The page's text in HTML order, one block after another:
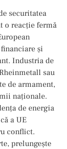
securitatea
o reacție fermă
și
Industria de
sau
de armament,
naționale.
de energia
a UE
conflict.
prelungește